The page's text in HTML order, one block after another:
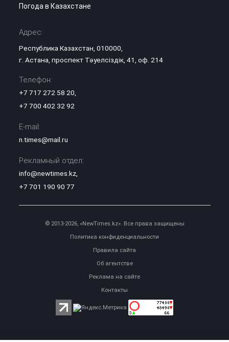
Погода в Казахстане
Адрес:
Республика Казахстан, 010000,
г. Астана, проспект Тәуелсіздік, 41, оф. 214
Телефон:
+7 717 272 58 20,
+7 700 402 32 92
E-mail:
n.times@mail.ru
Рекламный отдел:
info@newtimes.kz,
+7 701 190 90 77
© 2013-2026, «NewTimes.kz». Все права защищены
Политика конфиденциальности
Правила сайта
Об агентстве
Реклама на сайте
Контакты